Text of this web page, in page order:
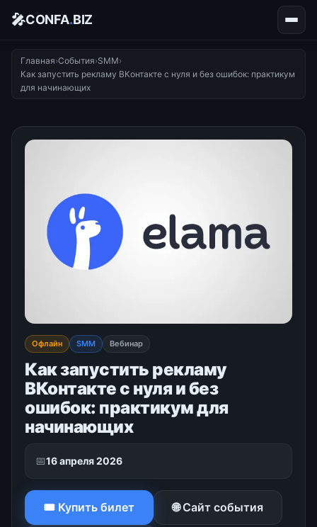
🎤CONFA.BIZ
Главная›События›SMM›
Как запустить рекламу ВКонтакте с нуля и без ошибок: практикум
для начинающих
Офлайн SMM Вебинар
Как запустить рекламу
ВКонтакте с нуля и без
ошибок: практикум для
начинающих
📅16 апреля 2026
🎟 Купить билет 🌐 Сайт события